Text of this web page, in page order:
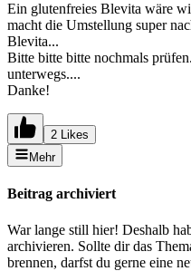
Ein glutenfreies Blevita wäre
macht die Umstellung super
Blevita...
Bitte bitte bitte nochmals
unterwegs....
Danke!
2 Likes
Mehr
Beitrag archiviert
War lange still hier! Deshalb
archivieren. Sollte dir das
brennen, darfst du gerne eine